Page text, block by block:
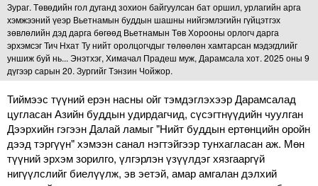
Зураг. Төвөдийн гол дуганд зохион байгуулсан бат оршил, урлагийн арга
хэмжээний үеэр Вьетнамын буддын шашны нийгэмлэгийн гүйцэтгэх
зөвлөлийн дэд дарга бөгөөд Вьетнамын Төв Хорооны орлогч дарга
эрхэмсэг Тич Нхат Ту нийт оролцогчдыг төлөөлөн хамтарсан мэдэгдлийг
уншиж буй нь... Энэтхэг, Химачал Прадеш муж, Дарамсала хот. 2025 оны 9
дүгээр сарын 20. Зургийг Тэнзин Чойжор.
Тиймээс түүний ерэн насны ойг тэмдэглэхээр Дарамсалад
цугласан Азийн буддын удирдагчид, сүсэгтнүүдийн чуулган
Дээрхийн гэгээн Далай ламыг "Нийт буддын ертөнцийн оройн
дээд тэргүүн" хэмээн санал нэгтэйгээр тунхагласан аж. Мөн
түүний эрхэм зорилго, үлгэрлэн үзүүлдэг хязгааргүй
нигүүлслийг биелүүлж, эв эетэй, амар амгалан дэлхий